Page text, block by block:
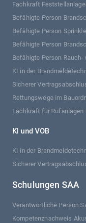
Fachkraft
Befähigte Person
Befähigte Person
Befähigte Person
Befähigte Person Rauch-
KI in der
Sicherer
Rettungswege im
Fachkraft für Rufanlagen
KI und VOB
KI in der
Sicherer
Schulungen SAA
Verantwortliche Person
Kompetenznachweis